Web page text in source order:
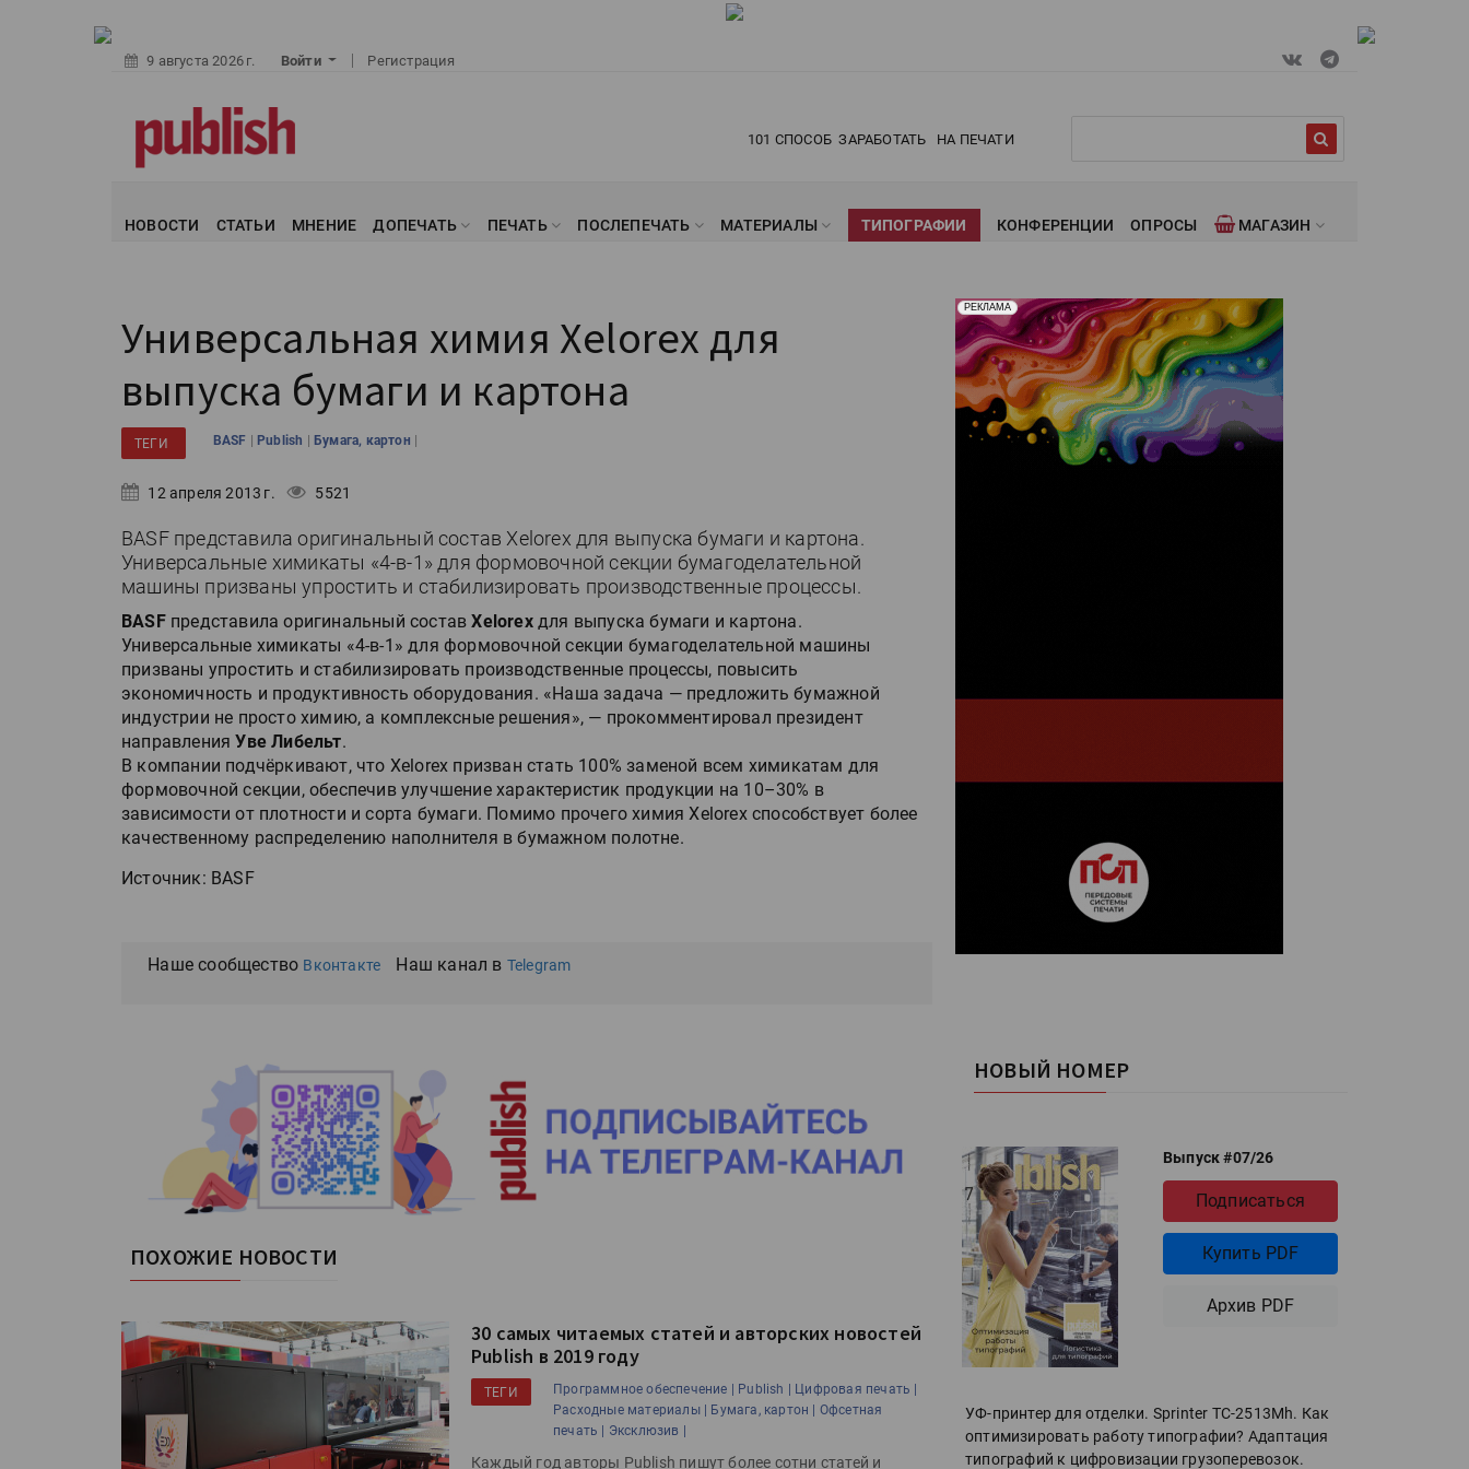
9 августа 2026 г. Войти Регистрация
101 СПОСОБ ЗАРАБОТАТЬ НА ПЕЧАТИ
НОВОСТИ СТАТЬИ МНЕНИЕ ДОПЕЧАТЬ ПЕЧАТЬ ПОСЛЕПЕЧАТЬ МАТЕРИАЛЫ ТИПОГРАФИИ КОНФЕРЕНЦИИ ОПРОСЫ МАГАЗИН
Универсальная химия Xelorex для
выпуска бумаги и картона
ТЕГИ BASF | Publish | Бумага, картон |
12 апреля 2013 г. 5521
BASF представила оригинальный состав Xelorex для выпуска бумаги и картона.
Универсальные химикаты «4-в-1» для формовочной секции бумагоделательной
машины призваны упростить и стабилизировать производственные процессы.
BASFпредставила оригинальный составXelorexдля выпуска бумаги и картона.
Универсальные химикаты «4-в-1» для формовочной секции бумагоделательной машины
призваны упростить и стабилизировать производственные процессы, повысить
экономичность и продуктивность оборудования. «Наша задача — предложить бумажной
индустрии не просто химию, а комплексные решения», — прокомментировал президент
направленияУве Либельт.
В компании подчёркивают, что Xelorex призван стать 100% заменой всем химикатам для
формовочной секции, обеспечив улучшение характеристик продукции на 10–30% в
зависимости от плотности и сорта бумаги. Помимо прочего химия Xelorex способствует более
качественному распределению наполнителя в бумажном полотне.
Источник: BASF
Наше сообщество Вконтакте Наш канал в Telegram
ПОХОЖИЕ НОВОСТИ
30 самых читаемых статей и авторских новостей
Publish в 2019 году
ТЕГИ Программное обеспечение | Publish |
Цифровая печать |
Расходные материалы |
Бумага, картон |
Офсетная
печать |
Эксклюзив |
Каждый год авторы Publish пишут более сотни статей и
РЕКЛАМА
Реклама. Рекламодатель ООО "Передовые Системы
Печати" erid: 2SDnjd2d4Qz
НОВЫЙ НОМЕР
Выпуск #07/26
Подписаться
Купить PDF
Архив PDF
УФ-принтер для отделки. Sprinter ТС-2513Mh. Как
оптимизировать работу типографии? Адаптация
типографий к цифровизации грузоперевозок.